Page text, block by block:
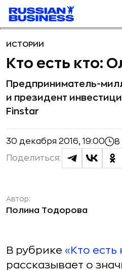
ИСТОРИИ
Кто есть кто:
Предприниматель-
и президент
Finstar
30 декабря 2016, 19:00 8
Поделиться:
Автор:
Полина Тодорова
В рубрике «Кто есть
рассказывает о